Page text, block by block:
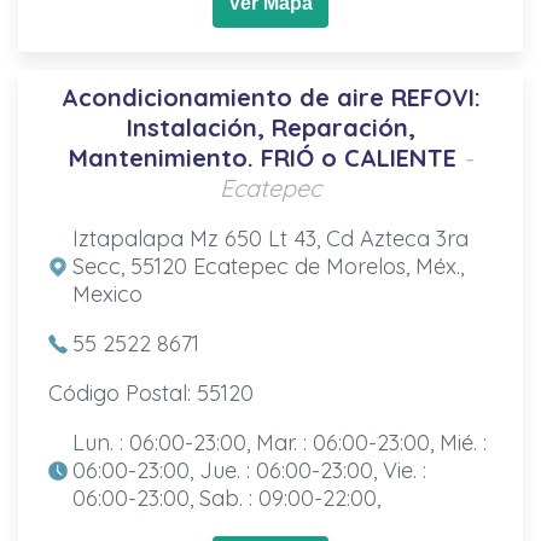
Acondicionamiento de aire REFOVI:
Instalación, Reparación,
Mantenimiento. FRIÓ o CALIENTE -
Ecatepec
Iztapalapa Mz 650 Lt 43, Cd Azteca 3ra
Secc, 55120 Ecatepec de Morelos, Méx.,
Mexico
55 2522 8671
Código Postal: 55120
Lun. : 06:00-23:00, Mar. : 06:00-23:00, Mié. :
06:00-23:00, Jue. : 06:00-23:00, Vie. :
06:00-23:00, Sab. : 09:00-22:00,